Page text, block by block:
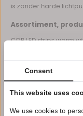
is zonder harde
Assortiment,
COB LED strips warm
uitvoeringen,
breedte en IP-
droge ruimtes en
zonder
Consent
This website uses
We use cookies to